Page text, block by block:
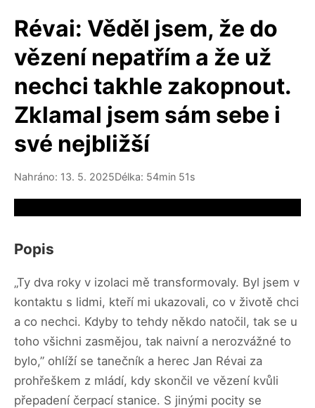
Révai: Věděl jsem, že do
vězení nepatřím a že už
nechci takhle zakopnout.
Zklamal jsem sám sebe i
své nejbližší
Nahráno: 13. 5. 2025Délka: 54min 51s
Popis
„Ty dva roky v izolaci mě transformovaly. Byl jsem v
kontaktu s lidmi, kteří mi ukazovali, co v životě chci
a co nechci. Kdyby to tehdy někdo natočil, tak se u
toho všichni zasmějou, tak naivní a nerozvážné to
bylo,” ohlíží se tanečník a herec Jan Révai za
prohřeškem z mládí, kdy skončil ve vězení kvůli
přepadení čerpací stanice. S jinými pocity se